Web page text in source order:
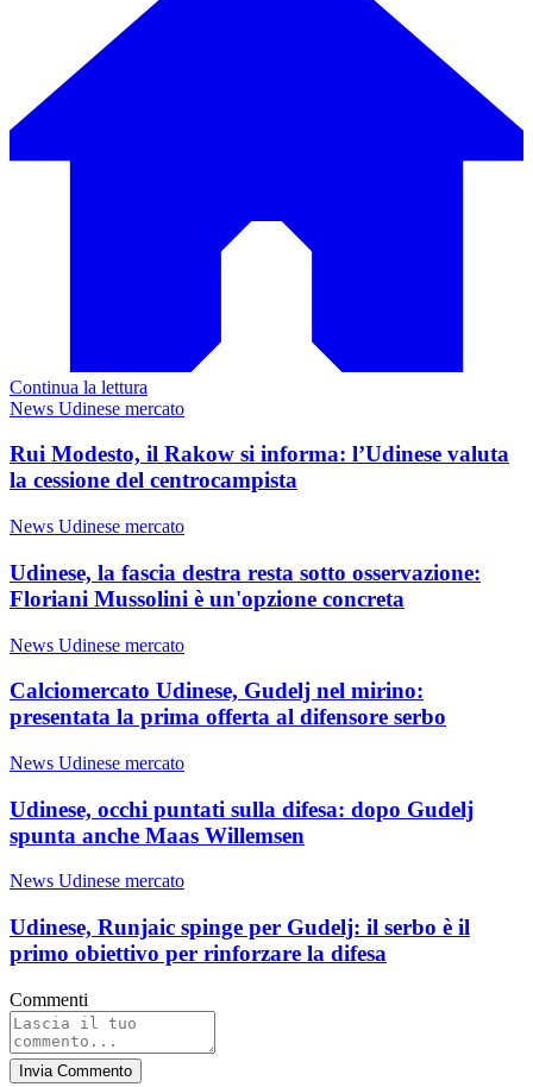
Continua la lettura
News Udinese mercato
Rui Modesto, il Rakow si informa: l’Udinese valuta
la cessione del centrocampista
News Udinese mercato
Udinese, la fascia destra resta sotto osservazione:
Floriani Mussolini è un'opzione concreta
News Udinese mercato
Calciomercato Udinese, Gudelj nel mirino:
presentata la prima offerta al difensore serbo
News Udinese mercato
Udinese, occhi puntati sulla difesa: dopo Gudelj
spunta anche Maas Willemsen
News Udinese mercato
Udinese, Runjaic spinge per Gudelj: il serbo è il
primo obiettivo per rinforzare la difesa
Commenti
Invia Commento